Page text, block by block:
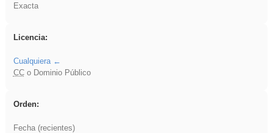
Exacta
Licencia:
Cualquiera
CCo Dominio Público
Orden:
Fecha (recientes)